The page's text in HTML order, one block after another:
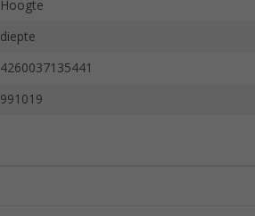
Hoogte
diepte
4260037135441
991019